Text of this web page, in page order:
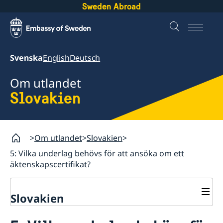
Sweden Abroad
SvenskaEnglishDeutsch
Om utlandet
Slovakien
Om utlandet Slovakien
5: Vilka underlag behövs för att ansöka om ett
äktenskapscertifikat?
Slovakien